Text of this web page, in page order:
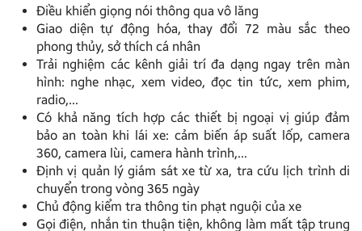
Điều khiển giọng nói thông qua vô lăng
Giao diện tự động hóa, thay đổi 72 màu sắc theo
phong thủy, sở thích cá nhân
Trải nghiệm các kênh giải trí đa dạng ngay trên màn
hình: nghe nhạc, xem video, đọc tin tức, xem phim,
radio,…
Có khả năng tích hợp các thiết bị ngoại vị giúp đảm
bảo an toàn khi lái xe: cảm biến áp suất lốp, camera
360, camera lùi, camera hành trình,…
Định vị quản lý giám sát xe từ xa, tra cứu lịch trình di
chuyển trong vòng 365 ngày
Chủ động kiểm tra thông tin phạt nguội của xe
Gọi điện, nhắn tin thuận tiện, không làm mất tập trung